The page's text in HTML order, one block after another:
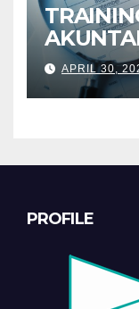
APRIL 30,
PROFILE